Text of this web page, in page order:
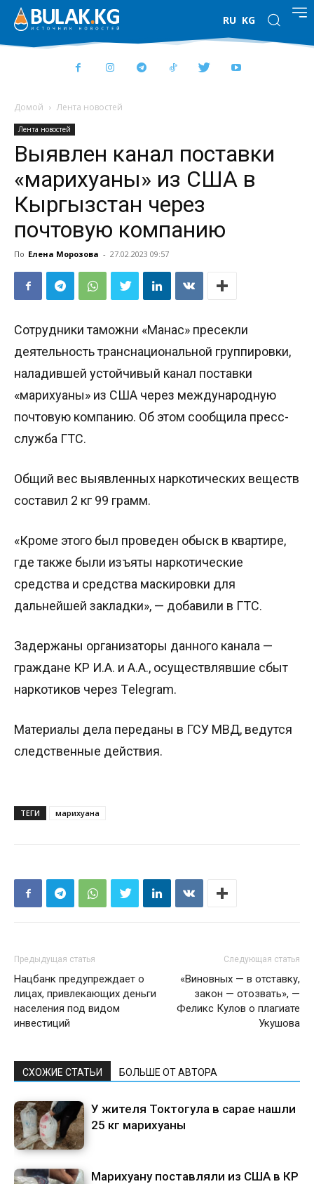
RU KG
Домой Лента новостей
Лента новостей
Выявлен канал поставки
«марихуаны» из США в
Кыргызстан через
почтовую компанию
По Елена Морозова - 27.02.2023 09:57
Сотрудники таможни «Манас» пресекли
деятельность транснациональной группировки,
наладившей устойчивый канал поставки
«марихуаны» из США через международную
почтовую компанию. Об этом сообщила пресс-
служба ГТС.
Общий вес выявленных наркотических веществ
составил 2 кг 99 грамм.
«Кроме этого был проведен обыск в квартире,
где также были изъяты наркотические
средства и средства маскировки для
дальнейшей закладки», — добавили в ГТС.
Задержаны организаторы данного канала —
граждане КР И.А. и А.А., осуществлявшие сбыт
наркотиков через Тelegram.
Материалы дела переданы в ГСУ МВД, ведутся
следственные действия.
ТЕГИ марихуана
Предыдущая статья
Нацбанк предупреждает о
лицах, привлекающих деньги
населения под видом
инвестиций
Следующая статья
«Виновных — в отставку,
закон — отозвать», —
Феликс Кулов о плагиате
Укушова
СХОЖИЕ СТАТЬИ БОЛЬШЕ ОТ АВТОРА
У жителя Токтогула в сарае нашли
25 кг марихуаны
Марихуану поставляли из США в КР